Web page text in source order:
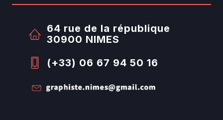
64 rue de la république
30900 NIMES
(+33) 06 67 94 50 16